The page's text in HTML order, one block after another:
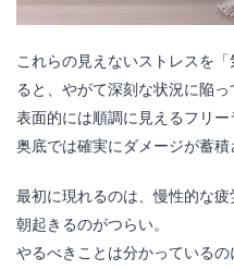
これらの見えないストレスを
ると、やがて深刻な状況に陥っ
表面的には順調に見えるフリ
奥底では確実にダメージが蓄積
最初に現れるのは、慢性的な疲
朝起きるのがつらい。
やるべきことは分かっているの